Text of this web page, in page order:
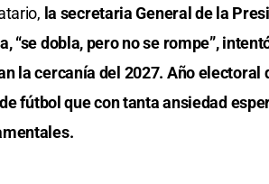
la secretaria General de la
“se dobla, pero no se rompe”,
la cercanía del 2027. Año electoral
fútbol que con tanta ansiedad